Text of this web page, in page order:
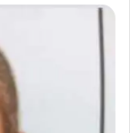
انشاء
ملعب
ثلاثي
بقرية